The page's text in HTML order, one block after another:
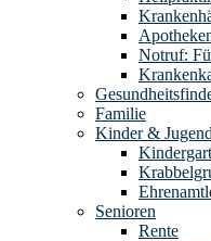
Notruf:
Familie
Kinder & Jugend
Senioren
Rente